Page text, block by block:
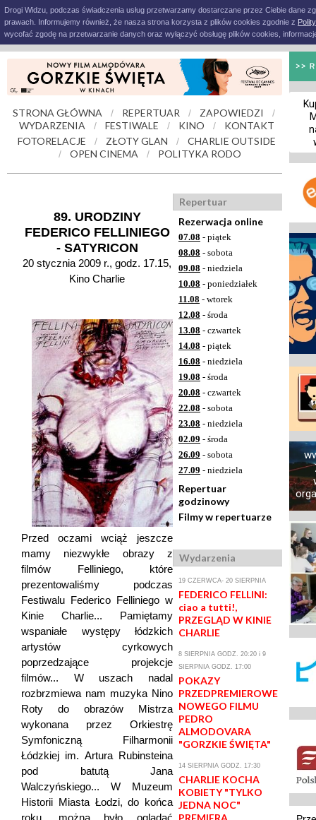
Drogi Widzu, podczas świadczenia usług przetwarzamy dostarczane przez Ciebie dane
prawach. Informujemy również, że nasza strona korzysta z plików cookies zgodnie z
wycofać zgodę na przetwarzanie danych oraz wyłączyć obsługę plików cookies,
STRONA GŁÓWNA / REPERTUAR / ZAPOWIEDZI /
WYDARZENIA / FESTIWALE / KINO /
KONTAKT
FOTORELACJE
/ ZŁOTY GLAN / CHARLIE OUTSIDE
/ OPEN CINEMA / POLITYKA RODO
89. URODZINY
FEDERICO FELLINIEGO
- SATYRICON
20 stycznia 2009 r., godz. 17.15,
Kino Charlie
Przed oczami wciąż jeszcze
mamy niezwykłe obrazy z
filmów Felliniego, które
prezentowaliśmy podczas
Festiwalu Federico Felliniego w
Kinie Charlie... Pamiętamy
wspaniałe występy łódzkich
artystów cyrkowych
poprzedzające projekcje
filmów... W uszach nadal
rozbrzmiewa nam muzyka Nino
Roty do obrazów Mistrza
wykonana przez Orkiestrę
Symfoniczną Filharmonii
Łódzkiej im. Artura Rubinsteina
pod batutą Jana
Walczyńskiego... W Muzeum
Historii Miasta Łodzi, do końca
roku, można było oglądać
Repertuar
Rezerwacja online
07.08 - piątek
08.08 - sobota
09.08 - niedziela
10.08 - poniedziałek
11.08 - wtorek
12.08 - środa
13.08 - czwartek
14.08 - piątek
16.08 - niedziela
19.08 - środa
20.08 - czwartek
22.08 - sobota
23.08 - niedziela
02.09 - środa
26.09 - sobota
27.09 - niedziela
Repertuar
godzinowy
Filmy w repertuarze
Wydarzenia
19 CZERWCA- 20 SIERPNIA
FEDERICO FELLINI:
ciao a tutti!,
PRZEGLĄD W KINIE
CHARLIE
8 SIERPNIA GODZ. 20:20 i 9
SIERPNIA GODZ. 17:00
POKAZY
PRZEDPREMIEROWE
NOWEGO FILMU
PEDRO
ALMODOVARA
"GORZKIE ŚWIĘTA"
14 SIERPNIA GODZ. 17:30
CHARLIE KOCHA
KOBIETY "TYLKO
JEDNA NOC"
PREMIERA